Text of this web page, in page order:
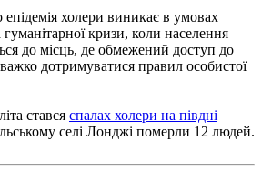
холери виникає в умовах
гуманітарної кризи, коли населення
до місць, де обмежений доступ до
дотримуватися правил особистої
стався спалах холери на півдні
селі Лонджі померли 12 людей.